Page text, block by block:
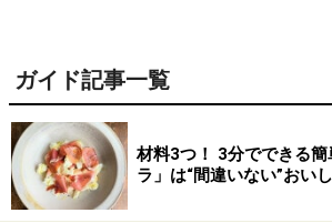
ガイド記事一覧
材料3つ！ 3分でできる
ラ」は“間違いない”おい